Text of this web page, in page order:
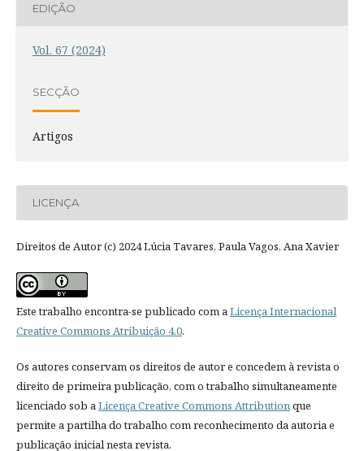
EDIÇÃO
Vol. 67 (2024)
SECÇÃO
Artigos
LICENÇA
Direitos de Autor (c) 2024 Lúcia Tavares, Paula Vagos, Ana Xavier
Este trabalho encontra-se publicado com aLicença Internacional
Creative Commons Atribuição 4.0.
Os autores conservam os direitos de autor e concedem à revista o
direito de primeira publicação, com o trabalho simultaneamente
licenciado sob aLicença Creative Commons Attributionque
permite a partilha do trabalho com reconhecimento da autoria e
publicação inicial nesta revista.